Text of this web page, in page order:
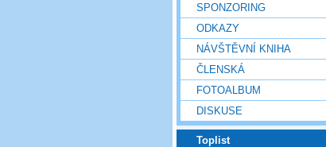
SPONZORING
ODKAZY
NÁVŠTĚVNÍ KNIHA
ČLENSKÁ
FOTOALBUM
DISKUSE
Toplist